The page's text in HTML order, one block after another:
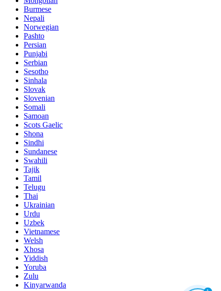
Burmese
Nepali
Norwegian
Pashto
Persian
Punjabi
Serbian
Sesotho
Sinhala
Slovak
Slovenian
Somali
Samoan
Scots Gaelic
Shona
Sindhi
Sundanese
Swahili
Tajik
Tamil
Telugu
Thai
Ukrainian
Urdu
Uzbek
Vietnamese
Welsh
Xhosa
Yiddish
Yoruba
Zulu
Kinyarwanda